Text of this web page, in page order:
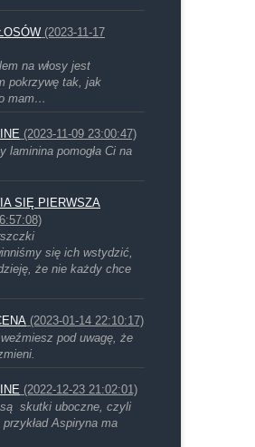
(2023-11-17
na włosy jest
pokrzywę tak, jak
mam…
(2023-11-09 23:00:47)
laminina pomogła Ci na
SIĘ PIERWSZA
się ich wstydzić,
że nie każdy chce
(2023-01-14 22:10:17)
pod uwagę, że
(2022-12-23 21:02:01)
skutki uboczne, czyli
Aspiryna ma